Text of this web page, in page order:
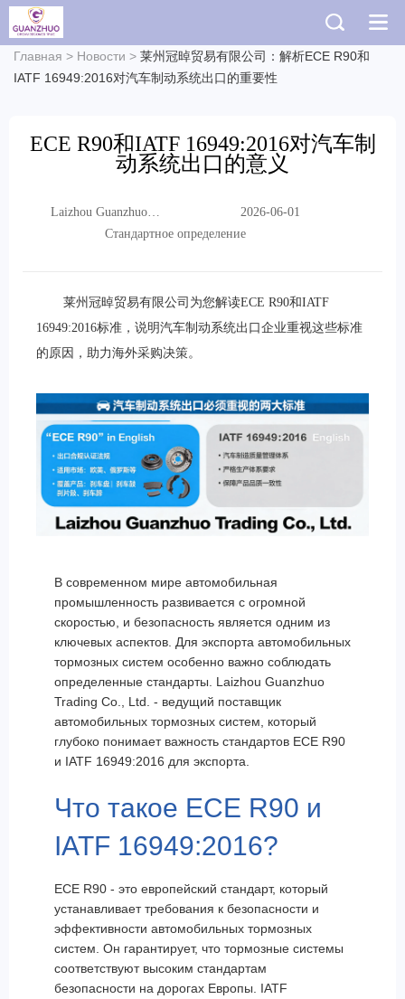
Главная > Новости > 莱州冠晫贸易有限公司：解析ECE R90和
IATF 16949:2016对汽车制动系统出口的重要性
ECE R90和IATF 16949:2016对汽车制
动系统出口的意义
Laizhou Guanzhuo
Trading Co., Ltd.
2026-06-01
Стандартное определение
莱州冠晫贸易有限公司为您解读ECE R90和IATF
16949:2016标准，说明汽车制动系统出口企业重视这些标准
的原因，助力海外采购决策。
В современном мире автомобильная
промышленность развивается с огромной
скоростью, и безопасность является одним из
ключевых аспектов. Для экспорта автомобильных
тормозных систем особенно важно соблюдать
определенные стандарты. Laizhou Guanzhuo
Trading Co., Ltd. - ведущий поставщик
автомобильных тормозных систем, который
глубоко понимает важность стандартов ECE R90
и IATF 16949:2016 для экспорта.
Что такое ECE R90 и
IATF 16949:2016?
ECE R90 - это европейский стандарт, который
устанавливает требования к безопасности и
эффективности автомобильных тормозных
систем. Он гарантирует, что тормозные системы
соответствуют высоким стандартам
безопасности на дорогах Европы. IATF